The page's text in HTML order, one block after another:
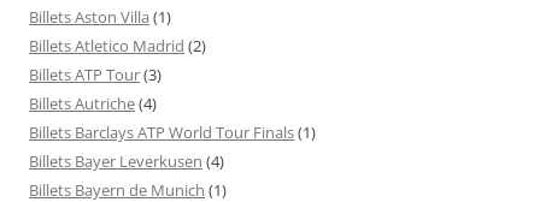
Billets Aston Villa (1)
Billets Atletico Madrid (2)
Billets ATP Tour(3)
Billets Autriche(4)
Billets Barclays ATP World Tour Finals(1)
Billets Bayer Leverkusen (4)
Billets Bayern de Munich (1)